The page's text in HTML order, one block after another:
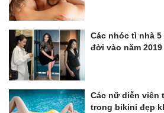
Các nhóc tì nhà
đời vào năm 2019
Các nữ diễn viên
trong bikini đẹp